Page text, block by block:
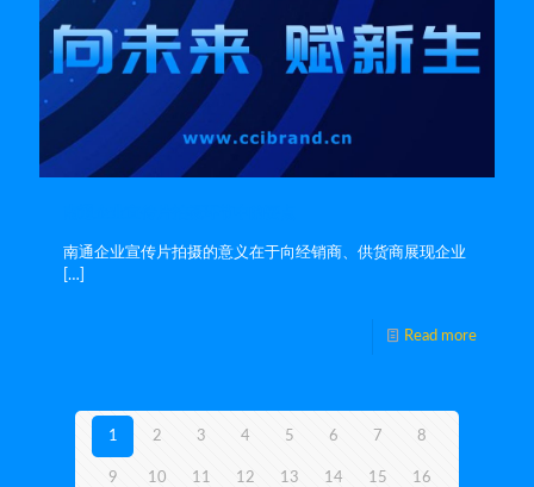
南通企业宣传片拍摄的意义在于向经销商、供货商展现企业
[…]
Read more
1 2 3 4 5 6 7 8
9 10 11 12 13 14 15 16